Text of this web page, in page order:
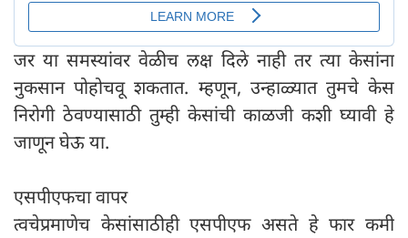
जर या समस्यांवर वेळीच लक्ष दिले नाही तर त्या केसांना
नुकसान पोहोचवू शकतात. म्हणून, उन्हाळ्यात तुमचे केस
निरोगी ठेवण्यासाठी तुम्ही केसांची काळजी कशी घ्यावी हे
जाणून घेऊ या.
एसपीएफचा वापर
त्वचेप्रमाणेच केसांसाठीही एसपीएफ असते हे फार कमी